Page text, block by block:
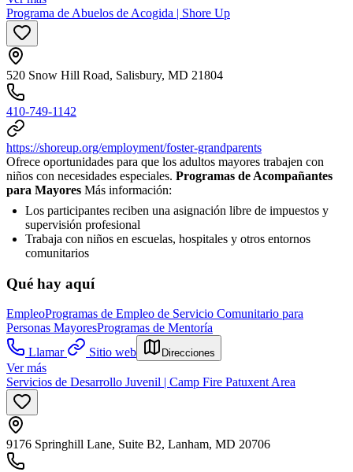
Programa de Abuelos de Acogida | Shore Up
520 Snow Hill Road, Salisbury, MD 21804
410-749-1142
https://shoreup.org/employment/foster-grandparents
Ofrece oportunidades para que los adultos mayores trabajen con
niños con necesidades especiales. Programas de Acompañantes
para Mayores Más información:
Los participantes reciben una asignación libre de impuestos y
supervisión profesional
Trabaja con niños en escuelas, hospitales y otros entornos
comunitarios
Qué hay aquí
EmpleoProgramas de Empleo de Servicio Comunitario para
Personas MayoresProgramas de Mentoría
Llamar
Sitio web Direcciones
Ver más
Servicios de Desarrollo Juvenil | Camp Fire Patuxent Area
9176 Springhill Lane, Suite B2, Lanham, MD 20706